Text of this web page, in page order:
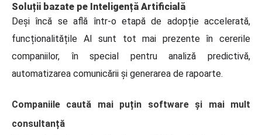
Soluții bazate pe Inteligență Artificială
Deși încă se află într-o etapă de adopție accelerată,
funcționalitățile AI sunt tot mai prezente în cererile
companiilor, în special pentru analiză predictivă,
automatizarea comunicării și generarea de rapoarte.
Companiile caută mai puțin software și mai mult
consultanță